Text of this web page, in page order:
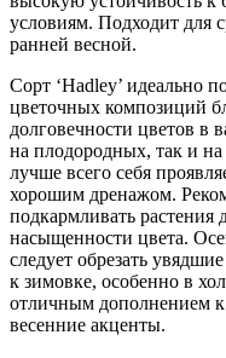
условиям. Подходит для
ранней весной.
Сорт ‘Hadley’ идеально
цветочных композиций
долговечности цветов в
на плодородных, так и
лучше всего себя
хорошим дренажом.
подкармливать растения
насыщенности цвета.
следует обрезать
к зимовке, особенно в
отличным дополнением к
весенние акценты.